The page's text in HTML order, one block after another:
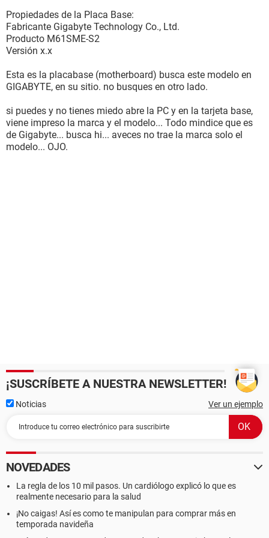
Tipo de BIOS Award Modular (10/05/07)
Puerto de comunicación Puerto de comunicaciones (COM1)
Puerto de comunicación Puerto de comunicaciones (COM2)
Puerto de comunicación Puerto de impresora (LPT1)
Multimedia:
Tarjeta de sonido Realtek HD Audio output
Almacenamiento:
Controlador IDE Controladora estándar PCI IDE de doble
canal
Controlador IDE Controladora estándar PCI IDE de doble
Red:
Tarjeta de Red ENCORE 10/100Mbps Fast Ethernet PCI
Adapter (192.168.0.193)
--------[ DMI ]---------------------------------------------------------------------------------------
------------------
[ BIOS ]
Propiedades de la Placa Base:
Fabricante Gigabyte Technology Co., Ltd.
Producto M61SME-S2
Versión x.x
Esta es la placabase (motherboard) busca este modelo en
GIGABYTE, en su sitio. no busques en otro lado.
si puedes y no tienes miedo abre la PC y en la tarjeta base,
viene impreso la marca y el modelo... Todo mindice que es
de Gigabyte... busca hi... aveces no trae la marca solo el
modelo... OJO.
¡SUSCRÍBETE A NUESTRA NEWSLETTER!
Noticias Ver un ejemplo
NOVEDADES
La regla de los 10 mil pasos. Un cardiólogo explicó lo que es
realmente necesario para la salud
¡No caigas! Así es como te manipulan para comprar más en
temporada navideña